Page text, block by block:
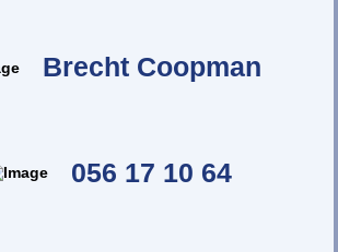
Brecht Coopman
056 17 10 64